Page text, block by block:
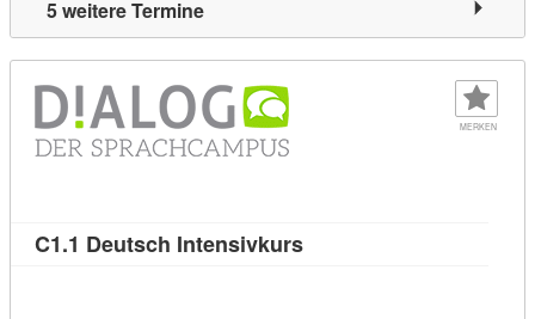
5 weitere Termine
MERKEN
C1.1 Deutsch IntensivkursKursdetail: C1.1